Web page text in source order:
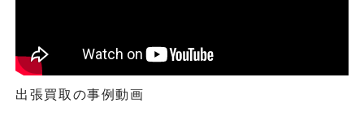
出張買取の事例動画